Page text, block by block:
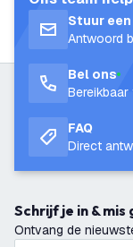
Stuur
Antwoord
Bel ons
FAQ
Direct
Schrijf je in &
Ontvang de